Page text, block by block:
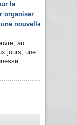
la
organiser
nouvelle
au
jours, une